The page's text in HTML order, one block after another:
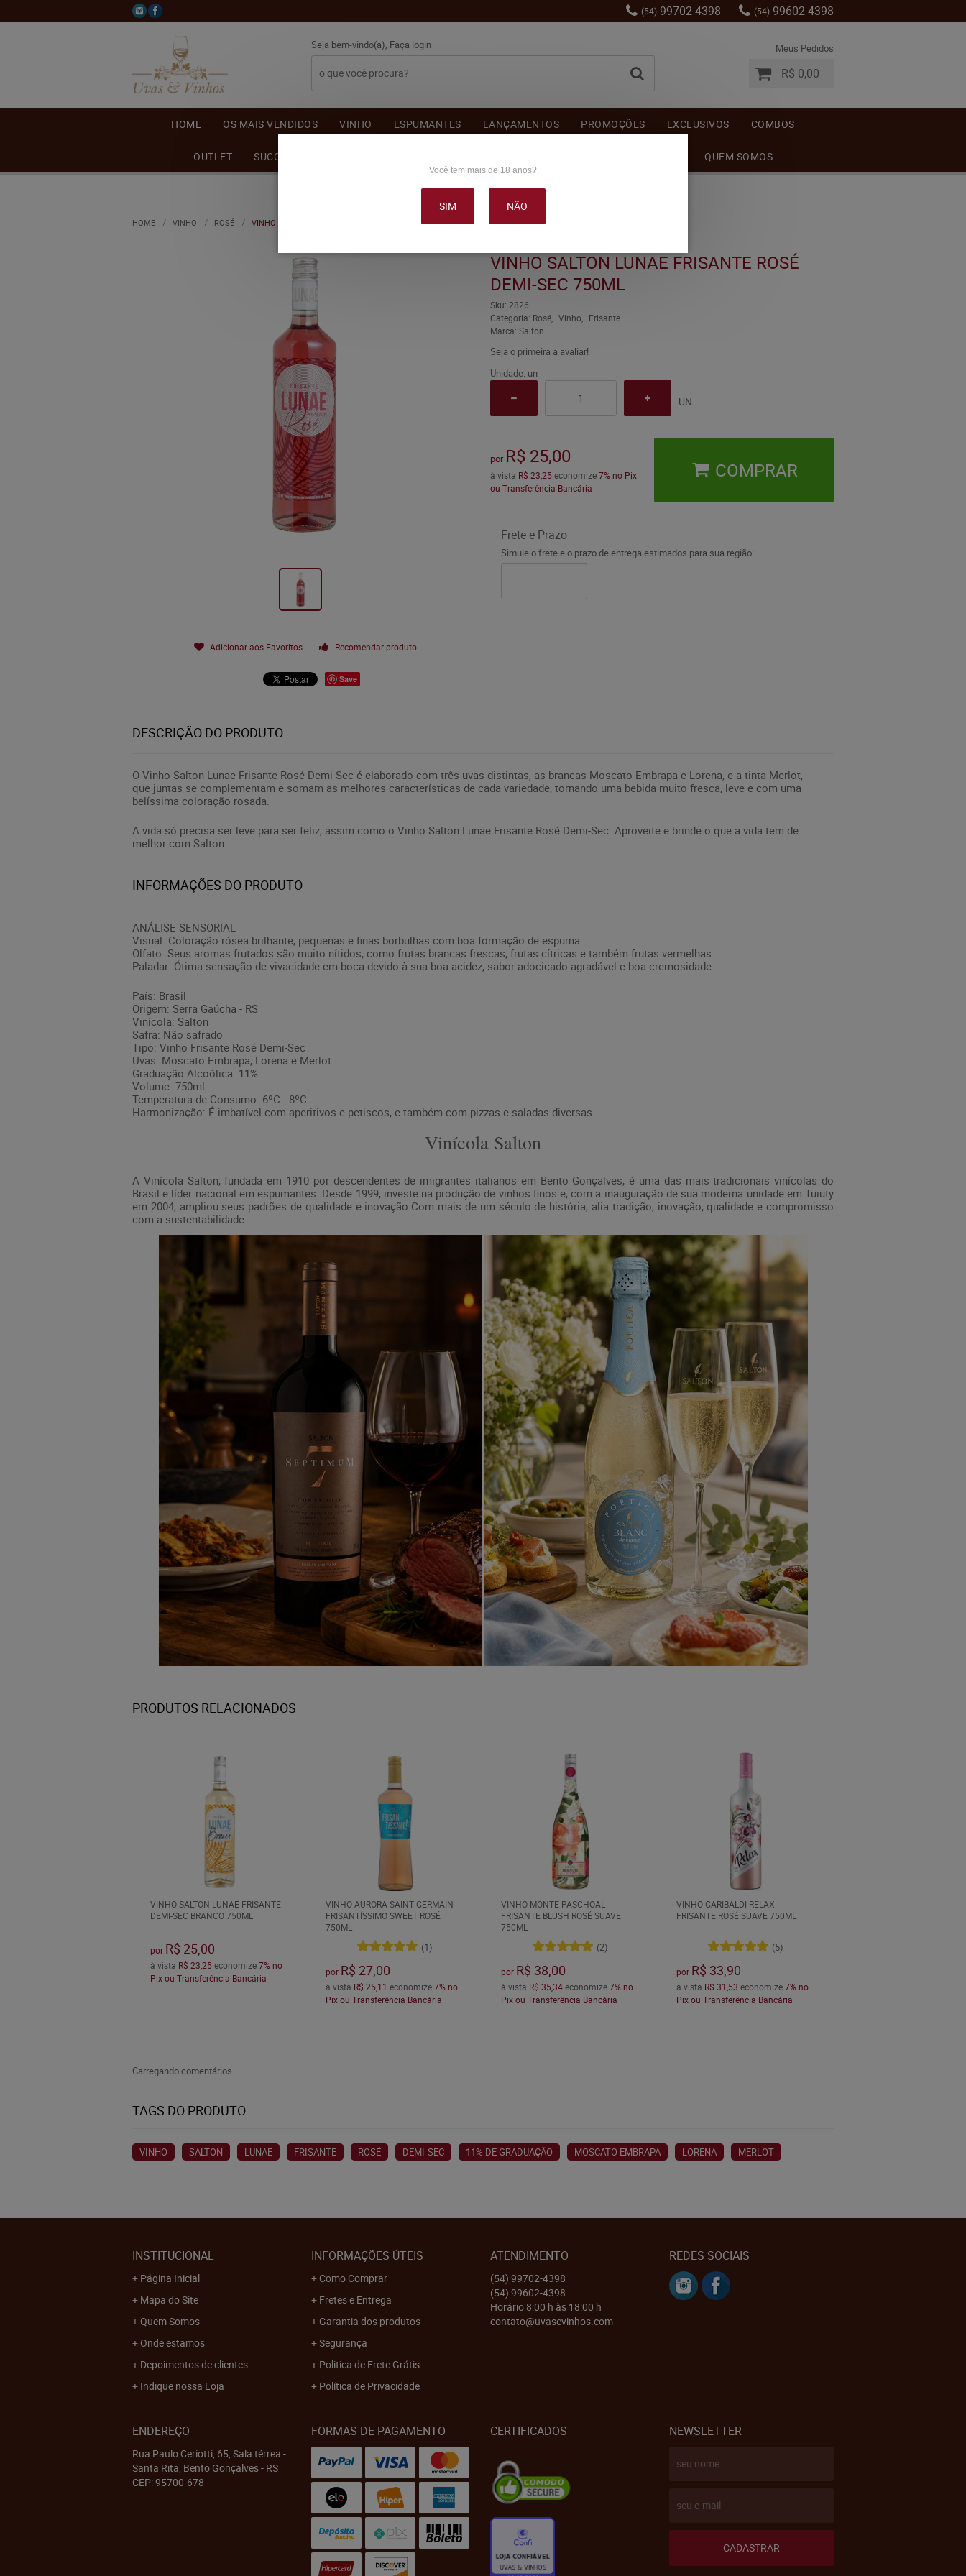
(54) 99702-4398 (54) 99602-4398
Seja bem-vindo(a), Faça login Meus Pedidos
R$ 0,00
HOME OS MAIS VENDIDOS VINHO ESPUMANTES LANÇAMENTOS PROMOÇÕES EXCLUSIVOS COMBOS
OUTLET SUCO DE UVA QUEM SOMOS
HOME VINHO ROSÉ VINHO SALTON LUNAE FRISANTE ROSÉ DEMI-SEC 750ML
Adicionar aos Favoritos Recomendar produto
Save
VINHO SALTON LUNAE FRISANTE ROSÉ
DEMI-SEC 750ML
Sku: 2826
Categoria: Rosé Vinho
Frisante
Marca: Salton
Seja o primeira a avaliar!
Unidade: un
UN
por R$ 25,00
à vista R$ 23,25economize7% no Pix
ou Transferência Bancária
COMPRAR
Frete e Prazo
Simule o frete e o prazo de entrega estimados para sua região:
DESCRIÇÃO DO PRODUTO
O Vinho Salton Lunae Frisante Rosé Demi-Sec é elaborado com três uvas distintas, as brancas Moscato Embrapa e Lorena, e a tinta Merlot,
que juntas se complementam e somam as melhores características de cada variedade, tornando uma bebida muito fresca, leve e com uma
belíssima coloração rosada.
A vida só precisa ser leve para ser feliz, assim como o Vinho Salton Lunae Frisante Rosé Demi-Sec. Aproveite e brinde o que a vida tem de
melhor com Salton.
INFORMAÇÕES DO PRODUTO
ANÁLISE SENSORIAL
Visual: Coloração rósea brilhante, pequenas e finas borbulhas com boa formação de espuma.
Olfato: Seus aromas frutados são muito nítidos, como frutas brancas frescas, frutas cítricas e também frutas vermelhas.
Paladar: Ótima sensação de vivacidade em boca devido à sua boa acidez, sabor adocicado agradável e boa cremosidade.
País: Brasil
Origem: Serra Gaúcha - RS
Vinícola: Salton
Safra: Não safrado
Tipo: Vinho Frisante Rosé Demi-Sec
Uvas: Moscato Embrapa, Lorena e Merlot
Graduação Alcoólica: 11%
Volume: 750ml
Temperatura de Consumo: 6ºC - 8ºC
Harmonização: É imbatível com aperitivos e petiscos, e também com pizzas e saladas diversas.
Vinícola Salton
A Vinícola Salton, fundada em 1910 por descendentes de imigrantes italianos em Bento Gonçalves, é uma das mais tradicionais vinícolas do
Brasil e líder nacional em espumantes. Desde 1999, investe na produção de vinhos finos e, com a inauguração de sua moderna unidade em Tuiuty
em 2004, ampliou seus padrões de qualidade e inovação.Com mais de um século de história, alia tradição, inovação, qualidade e compromisso
com a sustentabilidade.
PRODUTOS RELACIONADOS
VINHO SALTON LUNAE FRISANTE
DEMI-SEC BRANCO 750ML
por R$ 25,00
à vista R$ 23,25economize7% no
Pix ou Transferência Bancária
VINHO AURORA SAINT GERMAIN
FRISANTÍSSIMO SWEET ROSÉ
750ML
(1)
por R$ 27,00
à vista R$ 25,11 economize7% no
Pix ou Transferência Bancária
VINHO MONTE PASCHOAL
FRISANTE BLUSH ROSÉ SUAVE
750ML
(2)
por R$ 38,00
à vista R$ 35,34economize7% no
Pix ou Transferência Bancária
VINHO GARIBALDI RELAX
FRISANTE ROSÉ SUAVE 750ML
(5)
por R$ 33,90
à vista R$ 31,53 economize7% no
Pix ou Transferência Bancária
Carregando comentários ...
TAGS DO PRODUTO
VINHO SALTON LUNAE FRISANTE ROSÉ DEMI-SEC 11% DE GRADUAÇÃO MOSCATO EMBRAPA LORENA MERLOT
INSTITUCIONAL
Página Inicial
Mapa do Site
Quem Somos
Onde estamos
Depoimentos de clientes
Indique nossa Loja
INFORMAÇÕES ÚTEIS
Como Comprar
Fretes e Entrega
Garantia dos produtos
Segurança
Politica de Frete Grátis
Política de Privacidade
ATENDIMENTO
(54) 99702-4398
(54) 99602-4398
Horário 8:00 h às 18:00 h
contato@uvasevinhos.com
REDES SOCIAIS
ENDEREÇO
Rua Paulo Ceriotti, 65, Sala térrea -
Santa Rita, Bento Gonçalves- RS
CEP: 95700-678
FORMAS DE PAGAMENTO CERTIFICADOS NEWSLETTER
CADASTRAR
Você tem mais de 18 anos?
SIM NÃO